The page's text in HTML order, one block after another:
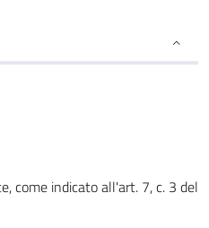
come indicato all'art. 7, c. 3 del